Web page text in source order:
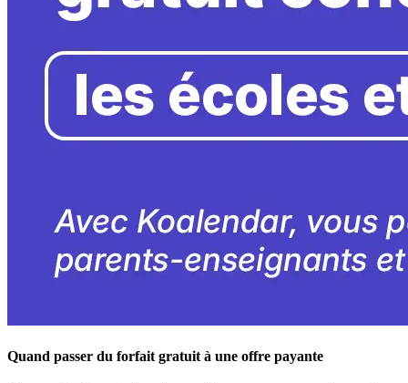
Quand passer du forfait gratuit à une offre payante